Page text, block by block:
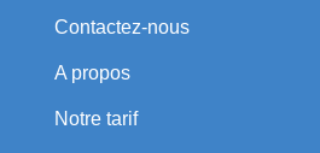
Contactez-nous
A propos
Notre tarif